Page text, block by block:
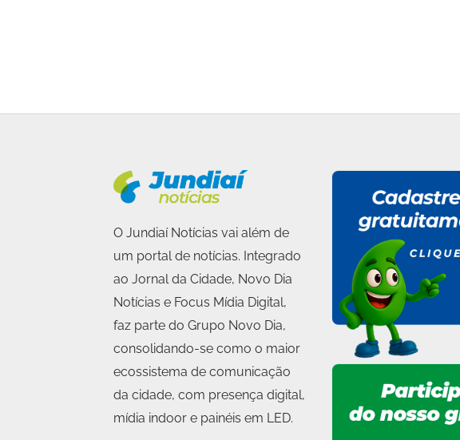
O Jundiaí Notícias vai além de
um portal de notícias. Integrado
ao Jornal da Cidade, Novo Dia
Notícias e Focus Mídia Digital,
faz parte do Grupo Novo Dia,
consolidando-se como o maior
ecossistema de comunicação
da cidade, com presença digital,
mídia indoor e painéis em LED.